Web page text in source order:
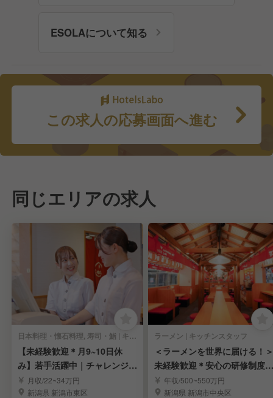
ESOLAについて知る
この求人の応募画面へ進む
同じエリアの求人
日本料理・懐石料理, 寿司・鮨 | キッチンスタッフ
【未経験歓迎＊月9~10日休
み】若手活躍中｜チャレンジを
応援する環境｜寿司
月収/22~34万円
新潟県 新潟市東区
ラーメン | キッチンスタッフ
＜ラーメンを世界に届ける！＞
未経験歓迎＊安心の研修制度＊
独立歓迎＊高収入
年収/500~550万円
新潟県 新潟市中央区